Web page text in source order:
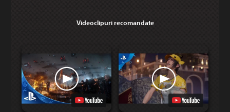
Videoclipuri recomandate